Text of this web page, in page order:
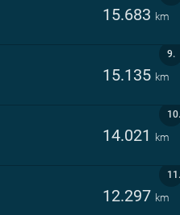
15.683 km
9.
15.135 km
10.
14.021 km
11.
12.297 km